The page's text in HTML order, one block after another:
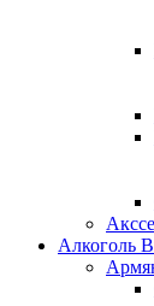
Алкоголь